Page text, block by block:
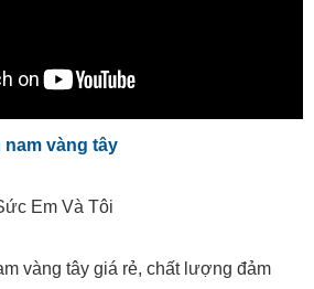
nam vàng tây
Em Và Tôi
vàng tây giá rẻ, chất lượng đảm